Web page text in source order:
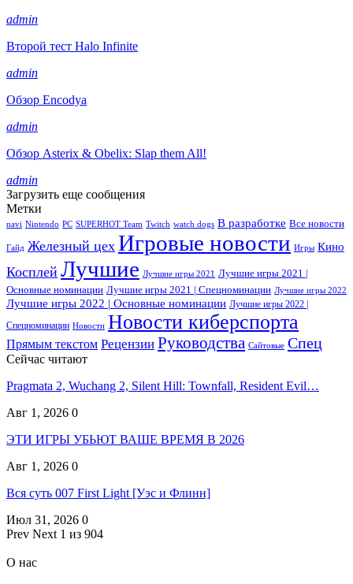
admin
Второй тест Halo Infinite
admin
Обзор Encodya
admin
Обзор Asterix & Obelix: Slap them All!
admin
Загрузить еще сообщения
Метки
navi Nintendo PC SUPERHOT Team Twitch watch dogs В разработке Все новости
Гайд Железный цех Игровые новости Игры Кино
Косплей Лучшие Лучшие игры 2021
Лучшие игры 2021 |
Основные номинации Лучшие игры 2021 | Спецноминации Лучшие игры 2022
Лучшие игры 2022 | Основные номинации Лучшие игры 2022 |
Спецноминации Новости Новости киберспорта
Прямым текстом Рецензии Руководства Сайтовые Спец
Сейчас читают
Pragmata 2, Wuchang 2, Silent Hill: Townfall, Resident Evil…
Авг 1, 2026 0
ЭТИ ИГРЫ УБЬЮТ ВАШЕ ВРЕМЯ В 2026
Авг 1, 2026 0
Вся суть 007 First Light [Уэс и Флинн]
Июл 31, 2026 0
Prev Next 1 из 904
О нас